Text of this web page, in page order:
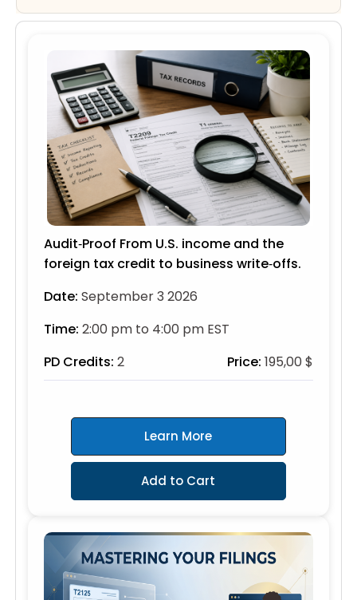
Audit‑Proof From U.S. income and the
foreign tax credit to business write‑offs.
Date: September 3 2026
Time: 2:00 pm to 4:00 pm EST
PD Credits: 2 Price: 195,00 $
Learn More
Add to Cart